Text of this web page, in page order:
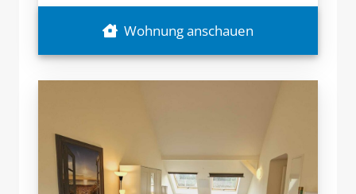
Wohnung anschauen